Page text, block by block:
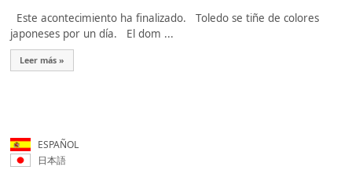
Este acontecimiento ha finalizado. Toledo se tiñe de colores
japoneses por un día. El dom ...
Leer más »
ESPAÑOL
日本語